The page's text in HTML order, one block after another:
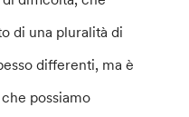
di una pluralità di
differenti, ma è
possiamo